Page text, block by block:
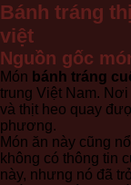
Bánh tráng
việt
Nguồn gốc
Món bánh tráng
trung Việt Nam.
và thịt heo quay
phương.
Món ăn này cũng
không có thông tin
này, nhưng nó đã